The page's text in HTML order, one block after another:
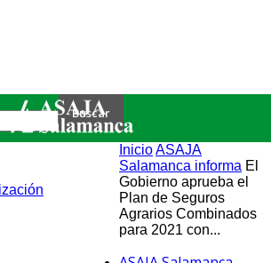
InicioASAJA
Salamanca informa El
Gobierno aprueba el
Plan de Seguros
Agrarios Combinados
para 2021 con...